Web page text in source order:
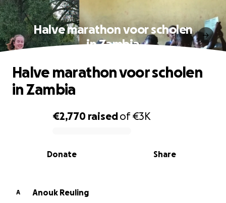
Halve marathon voor scholen
in Zambia
0% complete
€2,770 raisedof€3K
Share
Donate
Halve marathon voor scholen
in Zambia
A
Anouk Reuling